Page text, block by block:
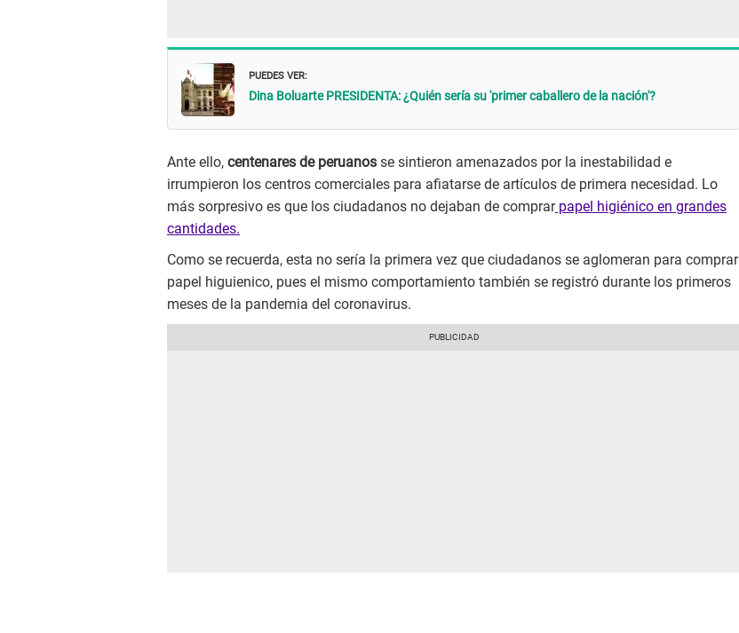
PUEDES VER:
Dina Boluarte PRESIDENTA: ¿Quién sería su 'primer caballero de la nación'?
Ante ello, centenares de peruanos se sintieron amenazados por la inestabilidad e
irrumpieron los centros comerciales para afiatarse de artículos de primera necesidad. Lo
más sorpresivo es que los ciudadanos no dejaban de comprarpapel higiénico en grandes
cantidades.
Como se recuerda, esta no sería la primera vez que ciudadanos se aglomeran para comprar
papel higuienico, pues el mismo comportamiento también se registró durante los primeros
meses de la pandemia del coronavirus.